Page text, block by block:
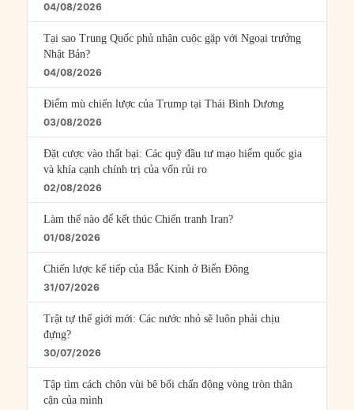
04/08/2026
Tại sao Trung Quốc phủ nhận cuộc gặp với Ngoại trưởng
Nhật Bản?
04/08/2026
Điểm mù chiến lược của Trump tại Thái Bình Dương
03/08/2026
Đặt cược vào thất bại: Các quỹ đầu tư mạo hiểm quốc gia
và khía cạnh chính trị của vốn rủi ro
02/08/2026
Làm thế nào để kết thúc Chiến tranh Iran?
01/08/2026
Chiến lược kế tiếp của Bắc Kinh ở Biển Đông
31/07/2026
Trật tự thế giới mới: Các nước nhỏ sẽ luôn phải chịu
đựng?
30/07/2026
Tập tìm cách chôn vùi bê bối chấn động vòng tròn thân
cận của mình